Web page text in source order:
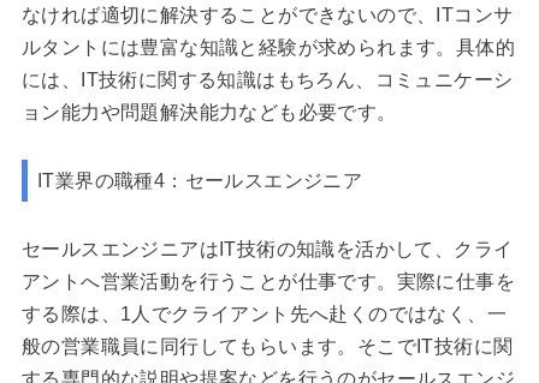
なければ適切に解決することができないので、ITコンサ
ルタントには豊富な知識と経験が求められます。具体的
には、IT技術に関する知識はもちろん、コミュニケーシ
ョン能力や問題解決能力なども必要です。
IT業界の職種4：セールスエンジニア
セールスエンジニアはIT技術の知識を活かして、クライ
アントへ営業活動を行うことが仕事です。実際に仕事を
する際は、1人でクライアント先へ赴くのではなく、一
般の営業職員に同行してもらいます。そこでIT技術に関
する専門的な説明や提案などを行うのがセールスエンジ